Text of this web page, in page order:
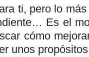
ti, pero lo
Es el
cómo
unos